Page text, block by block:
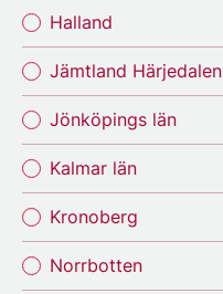
Halland
Jämtland Härjedalen
Jönköpings län
Kalmar län
Kronoberg
Norrbotten